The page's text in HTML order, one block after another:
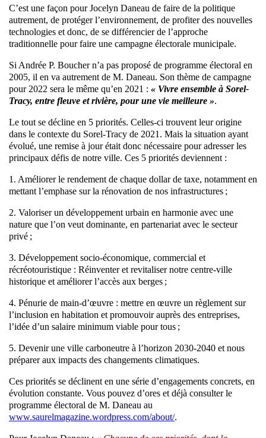
C’est une façon pour Jocelyn Daneau de faire de la politique
autrement, de protéger l’environnement, de profiter des nouvelles
technologies et donc, de se différencier de l’approche
traditionnelle pour faire une campagne électorale municipale.
Si Andrée P. Boucher n’a pas proposé de programme électoral en
2005, il en va autrement de M. Daneau. Son thème de campagne
pour 2022 sera le même qu’en 2021 : « Vivre ensemble à Sorel-
Tracy, entre fleuve et rivière, pour une vie meilleure ».
Le tout se décline en 5 priorités. Celles-ci trouvent leur origine
dans le contexte du Sorel-Tracy de 2021. Mais la situation ayant
évolué, une remise à jour était donc nécessaire pour adresser les
principaux défis de notre ville. Ces 5 priorités deviennent :
1. Améliorer le rendement de chaque dollar de taxe, notamment en
mettant l’emphase sur la rénovation de nos infrastructures ;
2. Valoriser un développement urbain en harmonie avec une
nature que l’on veut dominante, en partenariat avec le secteur
privé ;
3. Développement socio-économique, commercial et
récréotouristique : Réinventer et revitaliser notre centre-ville
historique et améliorer l’accès aux berges ;
4. Pénurie de main-d’œuvre : mettre en œuvre un règlement sur
l’inclusion en habitation et promouvoir auprès des entreprises,
l’idée d’un salaire minimum viable pour tous ;
5. Devenir une ville carboneutre à l’horizon 2030-2040 et nous
préparer aux impacts des changements climatiques.
Ces priorités se déclinent en une série d’engagements concrets, en
évolution constante. Vous pouvez d’ores et déjà consulter le
programme électoral de M. Daneau au
www.saurelmagazine.wordpress.com/about/.